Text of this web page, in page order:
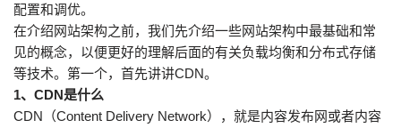
配置和调优。
在介绍网站架构之前，我们先介绍一些网站架构中最基础和常
见的概念，以便更好的理解后面的有关负载均衡和分布式存储
等技术。第一个，首先讲讲CDN。
1、CDN是什么
CDN（Content Delivery Network），就是内容发布网或者内容